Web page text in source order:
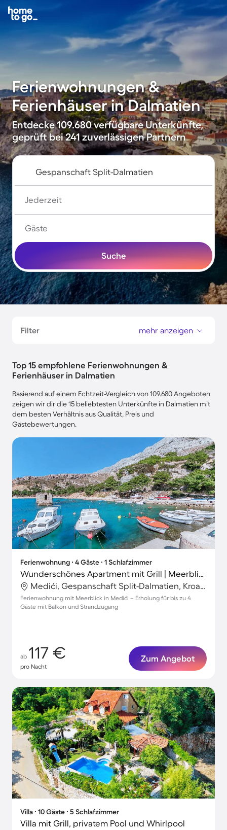
Ferienwohnungen &
Ferienhäuser in Dalmatien
Entdecke 109.680 verfügbare Unterkünfte,
geprüft bei 241 zuverlässigen Partnern
Jederzeit
Gäste
Suche
Filter mehr anzeigen
Top 15 empfohlene Ferienwohnungen &
Ferienhäuser in Dalmatien
Basierend auf einem Echtzeit-Vergleich von 109.680 Angeboten
zeigen wir dir die 15 beliebtesten Unterkünfte in Dalmatien mit
dem besten Verhältnis aus Qualität, Preis und
Gästebewertungen.
Ferienwohnung ∙ 4 Gäste ∙ 1 Schlafzimmer
Wunderschönes Apartment mit Grill | Meerblick
Medići, Gespanschaft Split-Dalmatien, Kroatien
Ferienwohnung mit Meerblick in Medići – Erholung für bis zu 4
Gäste mit Balkon und Strandzugang
ab 117 €
pro Nacht
Zum Angebot
Villa ∙ 10 Gäste ∙ 5 Schlafzimmer
Villa mit Grill, privatem Pool und Whirlpool